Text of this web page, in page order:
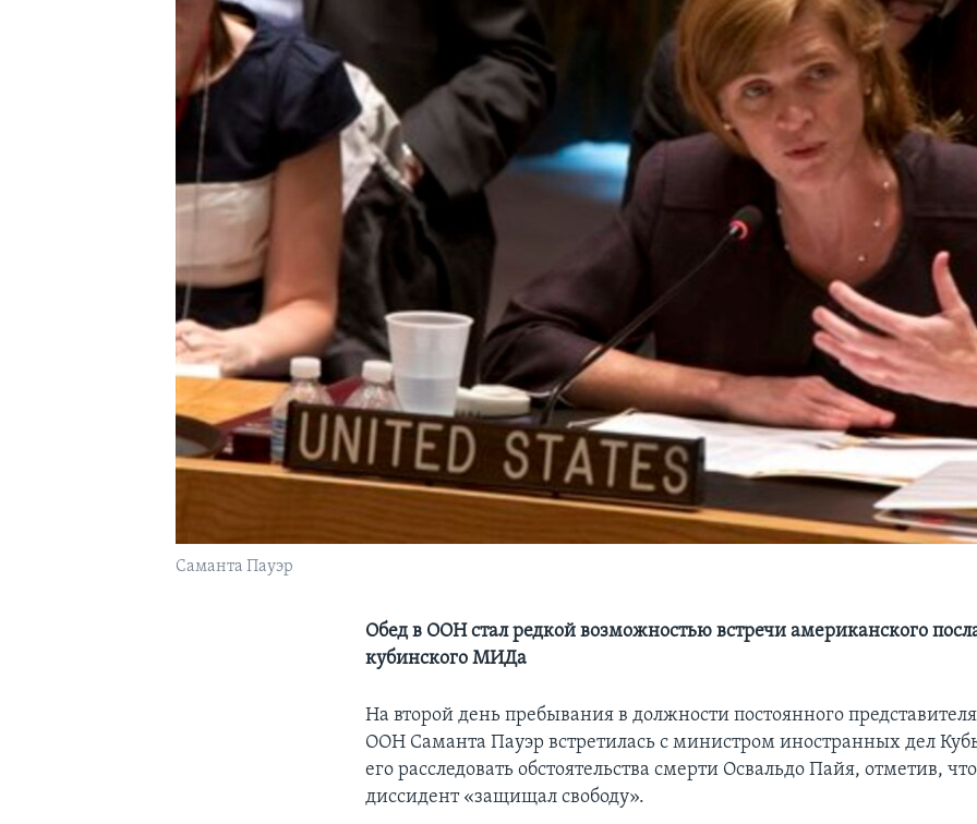
Саманта Пауэр
Обед в ООН стал редкой возможностью встречи американского
кубинского МИДа
На второй день пребывания в должности постоянного
ООН Саманта Пауэр встретилась с министром иностранных дел
его расследовать обстоятельства смерти Освальдо Пайя, отметив,
диссидент «защищал свободу».